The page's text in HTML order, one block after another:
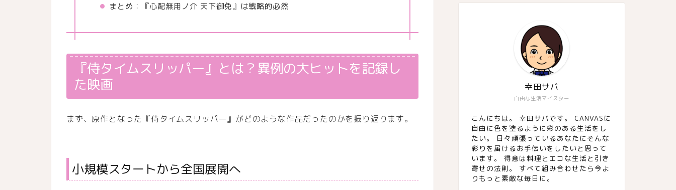
まとめ：『心配無用ノ介 天下御免』は戦略的必然
『侍タイムスリッパー』とは？異例の大ヒットを記録し
た映画
まず、原作となった『侍タイムスリッパー』がどのような作品だったのかを振り返ります。
小規模スタートから全国展開へ
自由な生活マイスター
幸田サバ
こんにちは。 幸田サバです。 CANVASに
自由に色を塗るように彩のある生活をし
たい。 日々頑張っているあなたにそんな
彩りを届けるお手伝いをしたいと思って
います。 得意は料理とエコな生活と引き
寄せの法則。 すべて組み合わせたら今よ
りもっと素敵な毎日に。